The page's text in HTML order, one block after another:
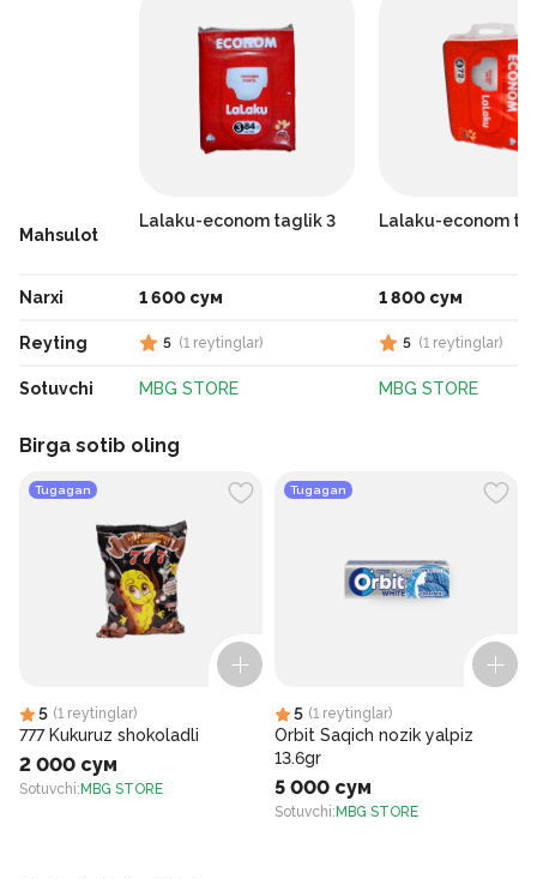
Mahsulot
Narxi
Reyting
Sotuvchi
Lalaku-econom taglik 3
1 600 сум
5 (1 reytinglar)
MBG STORE
Lalaku-econom
1 800 сум
5 (1 reytinglar)
MBG STORE
Birga sotib oling
Tugagan
5 (1 reytinglar)
777 Kukuruz shokoladli
2 000 сум
Sotuvchi: MBG STORE
Tugagan
5 (1 reytinglar)
Orbit Saqich nozik yalpiz
13.6gr
5 000 сум
Sotuvchi: MBG STORE